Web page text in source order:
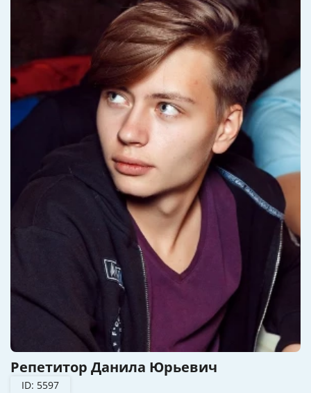
Репетитор Данила Юрьевич
ID: 5597